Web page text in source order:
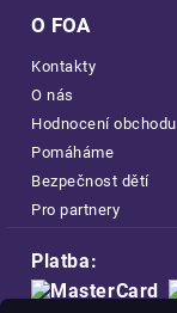
O FOA
Kontakty
O nás
Hodnocení obchodu
Pomáháme
Bezpečnost dětí
Pro partnery
Platba: